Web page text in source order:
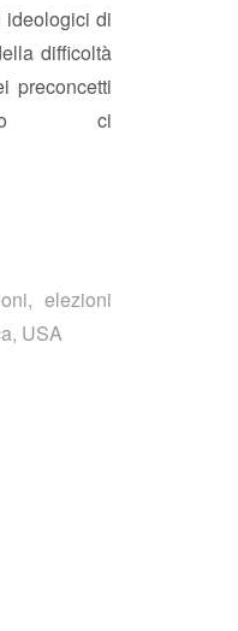
ideologici di
difficoltà
preconcetti
ci
, elezioni
, USA